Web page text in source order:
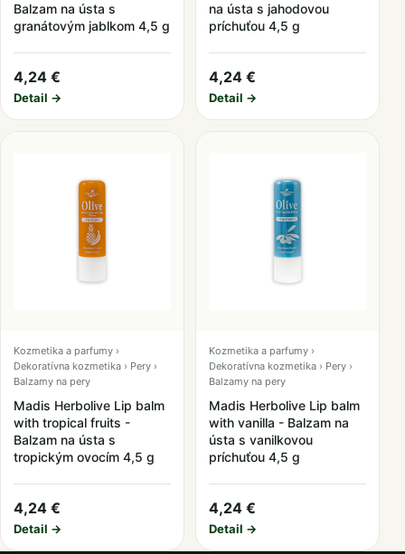
Balzam na ústa s
granátovým jablkom 4,5 g
4,24 €
Detail →
na ústa s jahodovou
príchuťou 4,5 g
4,24 €
Detail →
Kozmetika a parfumy ›
Dekoratívna kozmetika › Pery ›
Balzamy na pery
Madis Herbolive Lip balm
with tropical fruits -
Balzam na ústa s
tropickým ovocím 4,5 g
4,24 €
Detail →
Kozmetika a parfumy ›
Dekoratívna kozmetika › Pery ›
Balzamy na pery
Madis Herbolive Lip balm
with vanilla - Balzam na
ústa s vanilkovou
príchuťou 4,5 g
4,24 €
Detail →